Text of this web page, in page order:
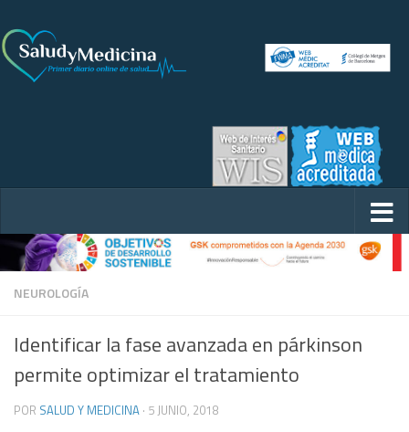
NEUROLOGÍA
Identificar la fase avanzada en párkinson
permite optimizar el tratamiento
POR SALUD Y MEDICINA · 5 JUNIO, 2018